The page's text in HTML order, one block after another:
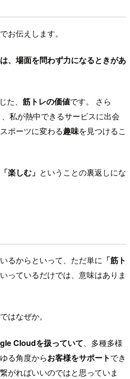
お伝えします。
、場面を問わず力になるときがあ
た、 筋トレの価値です。 さら
私が熱中できるサービスに出会
ポーツに変わる趣味を見つけるこ
「楽しむ」 ということの裏返しにな
るからといって、ただ単に 「筋ト
っているだけでは、意味はありま
はなぜか。
Cloudを扱っていて、多種多様
る角度からお客様をサポートでき
がればいいのではと思っていま